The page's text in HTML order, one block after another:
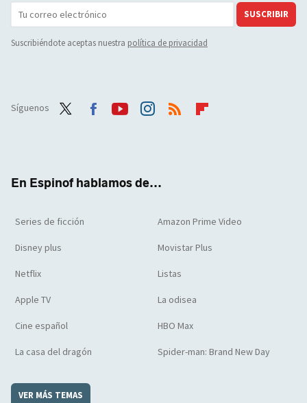
SUSCRIBIR
Suscribiéndote aceptas nuestra política de privacidad
Síguenos
En Espinof hablamos de...
Series de ficción Amazon Prime Video
Disney plus Movistar Plus
Netflix Listas
Apple TV La odisea
Cine español HBO Max
La casa del dragón Spider-man: Brand New Day
VER MÁS TEMAS